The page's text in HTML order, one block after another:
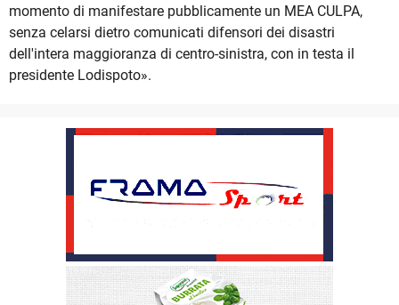
momento di manifestare pubblicamente un MEA CULPA,
senza celarsi dietro comunicati difensori dei disastri
dell'intera maggioranza di centro-sinistra, con in testa il
presidente Lodispoto».